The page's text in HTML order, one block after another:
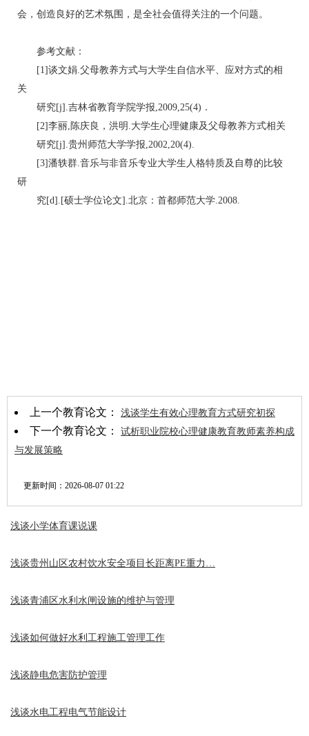
会，创造良好的艺术氛围，是全社会值得关注的一个问题。
参考文献：
[1]谈文娟.父母教养方式与大学生自信水平、应对方式的相
关
研究[j].吉林省教育学院学报,2009,25(4)．
[2]李丽,陈庆良，洪明.大学生心理健康及父母教养方式相关
研究[j].贵州师范大学学报,2002,20(4).
[3]潘轶群.音乐与非音乐专业大学生人格特质及自尊的比较
研
究[d].[硕士学位论文].北京：首都师范大学.2008.
上一个教育论文： 浅谈学生有效心理教育方式研究初探
下一个教育论文： 试析职业院校心理健康教育教师素养构成
与发展策略
更新时间： 2026-08-07 01:22
浅谈小学体育课说课
浅谈贵州山区农村饮水安全项目长距离PE重力…
浅谈青浦区水利水闸设施的维护与管理
浅谈如何做好水利工程施工管理工作
浅谈静电危害防护管理
浅谈水电工程电气节能设计